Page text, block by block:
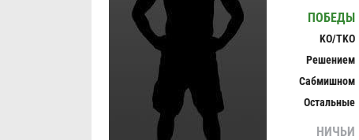
ПОБЕДЫ
KO/TKO
Решением
Сабмишном
Остальные
НИЧЬИ